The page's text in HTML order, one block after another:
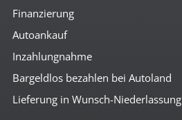
Finanzierung
Autoankauf
Inzahlungnahme
Bargeldlos bezahlen bei Autoland
Lieferung in Wunsch-Niederlassung